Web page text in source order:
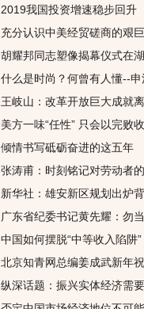
2019我国投资增速稳步回升
充分认识中美经贸磋商的艰
胡耀邦同志塑像揭幕仪式在
什么是时尚？何曾有人懂--
王岐山：改革开放巨大成就
美方一味“任性” 只会以完败
倾情书写砥砺奋进的这五年
张涛甫：时刻铭记对劳动者
新华社：雄安新区规划出炉
广东省纪委书记黄先耀：勿
中国如何摆脱“中等收入陷阱”
北京知青网总编姜成武新年
纵深话题：振兴实体经济需